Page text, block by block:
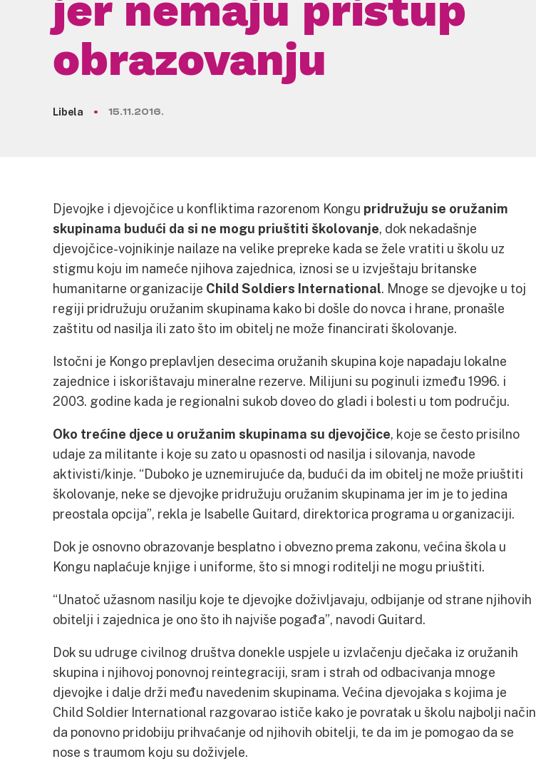
obrazovanju
Libela 15.11.2016.
Djevojke i djevojčice u konfliktima razorenom Kongu pridružuju se oružanim
skupinama budući da si ne mogu priuštiti školovanje, dok nekadašnje
djevojčice-vojnikinje nailaze na velike prepreke kada se žele vratiti u školu uz
stigmu koju im nameće njihova zajednica, iznosi se u izvještaju britanske
humanitarne organizacije Child Soldiers International. Mnoge se djevojke u toj
regiji pridružuju oružanim skupinama kako bi došle do novca i hrane, pronašle
zaštitu od nasilja ili zato što im obitelj ne može financirati školovanje.
Istočni je Kongo preplavljen desecima oružanih skupina koje napadaju lokalne
zajednice i iskorištavaju mineralne rezerve. Milijuni su poginuli između 1996. i
2003. godine kada je regionalni sukob doveo do gladi i bolesti u tom području.
Oko trećine djece u oružanim skupinama su djevojčice, koje se često prisilno
udaje za militante i koje su zato u opasnosti od nasilja i silovanja, navode
aktivisti/kinje. “Duboko je uznemirujuće da, budući da im obitelj ne može priuštiti
školovanje, neke se djevojke pridružuju oružanim skupinama jer im je to jedina
preostala opcija”, rekla je Isabelle Guitard, direktorica programa u organizaciji.
Dok je osnovno obrazovanje besplatno i obvezno prema zakonu, većina škola u
Kongu naplaćuje knjige i uniforme, što si mnogi roditelji ne mogu priuštiti.
“Unatoč užasnom nasilju koje te djevojke doživljavaju, odbijanje od strane njihovih
obitelji i zajednica je ono što ih najviše pogađa”, navodi Guitard.
Dok su udruge civilnog društva donekle uspjele u izvlačenju dječaka iz oružanih
skupina i njihovoj ponovnoj reintegraciji, sram i strah od odbacivanja mnoge
djevojke i dalje drži među navedenim skupinama. Većina djevojaka s kojima je
Child Soldier International razgovarao ističe kako je povratak u školu najbolji način
da ponovno pridobiju prihvaćanje od njihovih obitelji, te da im je pomogao da se
nose s traumom koju su doživjele.